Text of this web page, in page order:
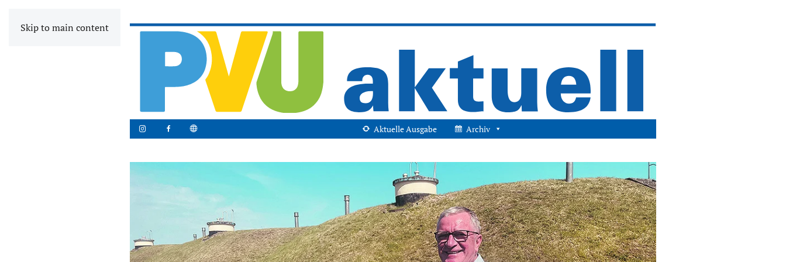
Skip to main content
Aktuelle Ausgabe Archiv